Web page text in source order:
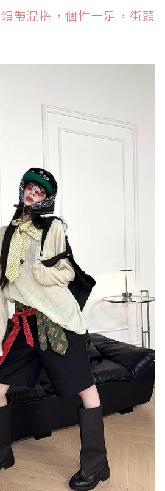
帶混搭，個性十足，街頭